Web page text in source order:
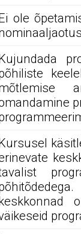
ole